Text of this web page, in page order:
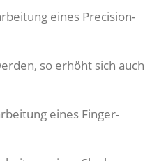
eines Precision-
so erhöht sich auch
eines Finger-